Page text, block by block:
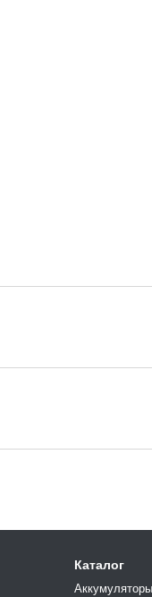
Каталог